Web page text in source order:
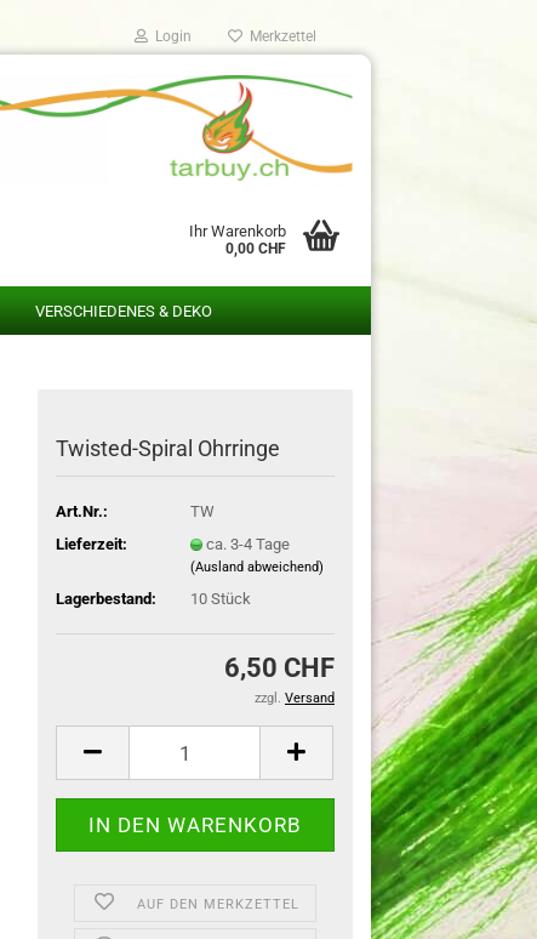
Login Merkzettel
Ihr Warenkorb
0,00 CHF
VERSCHIEDENES & DEKO
Twisted-Spiral Ohrringe
Art.Nr.:
TW
Lieferzeit:
ca. 3-4 Tage
(Ausland abweichend)
Lagerbestand: 10 Stück
6,50 CHF
zzgl. Versand
AUF DEN MERKZETTEL